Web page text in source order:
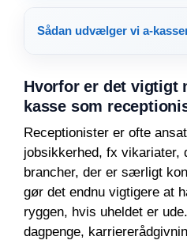
Sådan udvælger vi a-
Hvorfor er det vigtigt
kasse som
Receptionister er ofte
jobsikkerhed, fx vikariater,
brancher, der er særligt
gør det endnu vigtigere at
ryggen, hvis uheldet er
dagpenge,